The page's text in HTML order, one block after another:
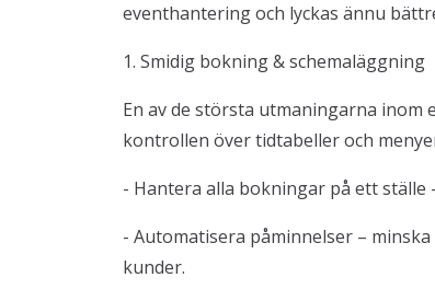
eventhantering och lyckas ännu
1. Smidig bokning & schemaläggning
En av de största utmaningarna
kontrollen över tidtabeller och
- Hantera alla bokningar på ett ställe
- Automatisera påminnelser –
kunder.